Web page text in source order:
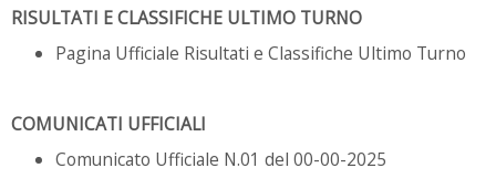
RISULTATI E CLASSIFICHE ULTIMO TURNO
Pagina Ufficiale Risultati e Classifiche Ultimo Turno
COMUNICATI UFFICIALI
Comunicato Ufficiale N.01 del 00-00-2025